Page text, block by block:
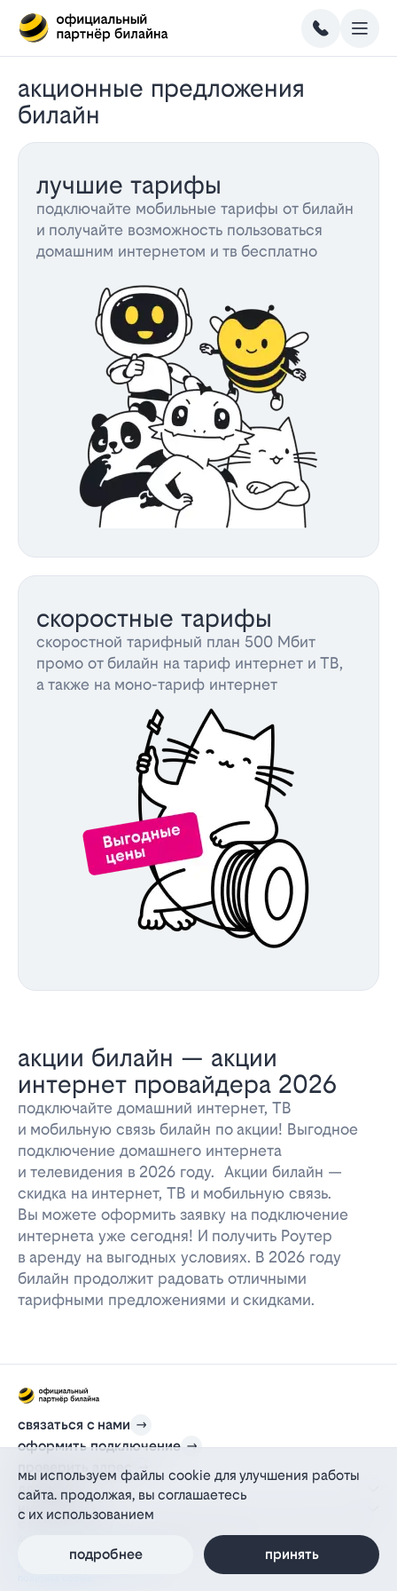
акционные предложения
билайн
лучшие тарифы
подключайте мобильные тарифы от билайн
и получайте возможность пользоваться
домашним интернетом и тв бесплатно
скоростные тарифы
скоростной тарифный план 500 Мбит
промо от билайн на тариф интернет и ТВ,
а также на моно-тариф интернет
акции билайн — акции
интернет провайдера 2026
подключайте домашний интернет, ТВ
и мобильную связь билайн по акции! Выгодное
подключение домашнего интернета
и телевидения в 2026 году. Акции билайн —
скидка на интернет, ТВ и мобильную связь.
Вы можете оформить заявку на подключение
интернета уже сегодня! И получить Роутер
в аренду на выгодных условиях. В 2026 году
билайн продолжит радовать отличными
тарифными предложениями и скидками.
связаться с нами
оформить подключение
проверить адрес
для дома
информация
действующий на основании агентского договора
политика персональных данных
политика конфиденциальности
мы используем файлы cookie для улучшения работы
сайта. продолжая, вы соглашаетесь
с их использованием
подробнее принять